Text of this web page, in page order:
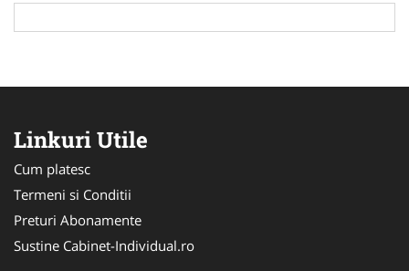
Linkuri Utile
Cum platesc
Termeni si Conditii
Preturi Abonamente
Sustine Cabinet-Individual.ro